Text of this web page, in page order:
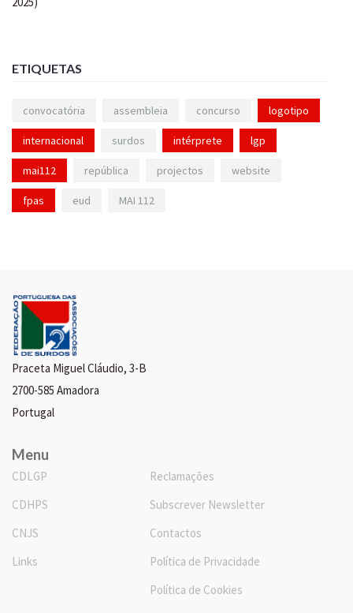
ETIQUETAS
convocatória assembleia concurso logotipo
internacional surdos intérprete lgp
mai112 república projectos website
fpas eud MAI 112
Praceta Miguel Cláudio, 3-B
2700-585 Amadora
Portugal
Menu
CDLGP
CDHPS
CNJS
Links
Reclamações
Subscrever Newsletter
Contactos
Política de Privacidade
Política de Cookies